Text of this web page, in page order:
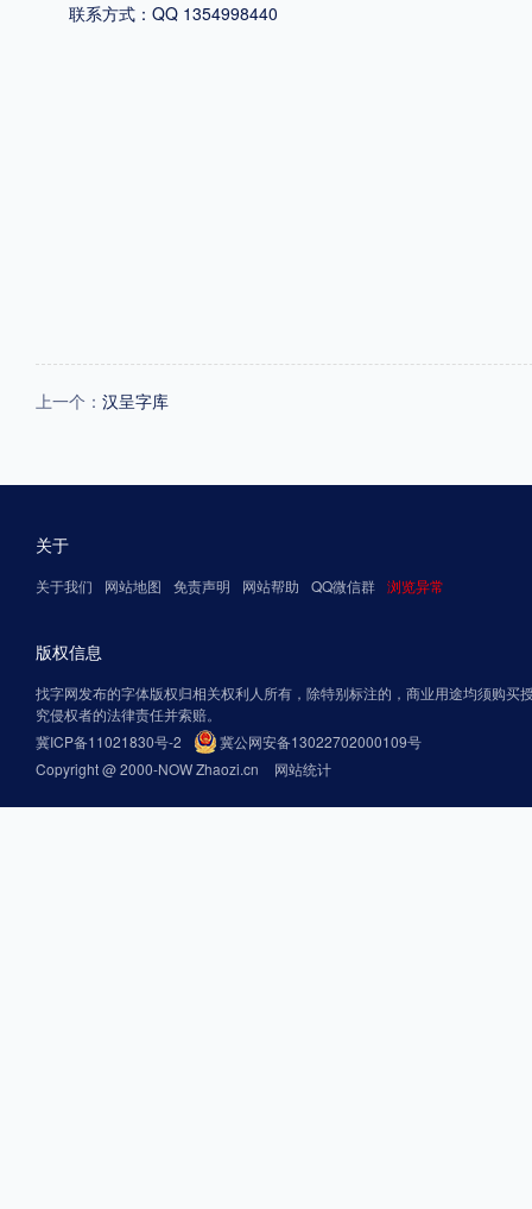
联系方式：QQ 1354998440
上一个： 汉呈字库
关于
关于我们 网站地图 免责声明 网站帮助 QQ微信群 浏览异常
版权信息
找字网发布的字体版权归相关权利人所有，除特别标注的，商业用途均须购买
究侵权者的法律责任并索赔。
冀ICP备11021830号-2
冀公网安备13022702000109号
Copyright @ 2000-NOW Zhaozi.cn
网站统计